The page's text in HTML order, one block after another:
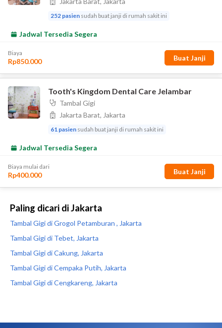
Paling dicari di Jakarta
Tambal Gigi di Grogol Petamburan , Jakarta
Tambal Gigi di Tebet, Jakarta
Tambal Gigi di Cakung, Jakarta
Tambal Gigi di Cempaka Putih, Jakarta
Tambal Gigi di Cengkareng, Jakarta